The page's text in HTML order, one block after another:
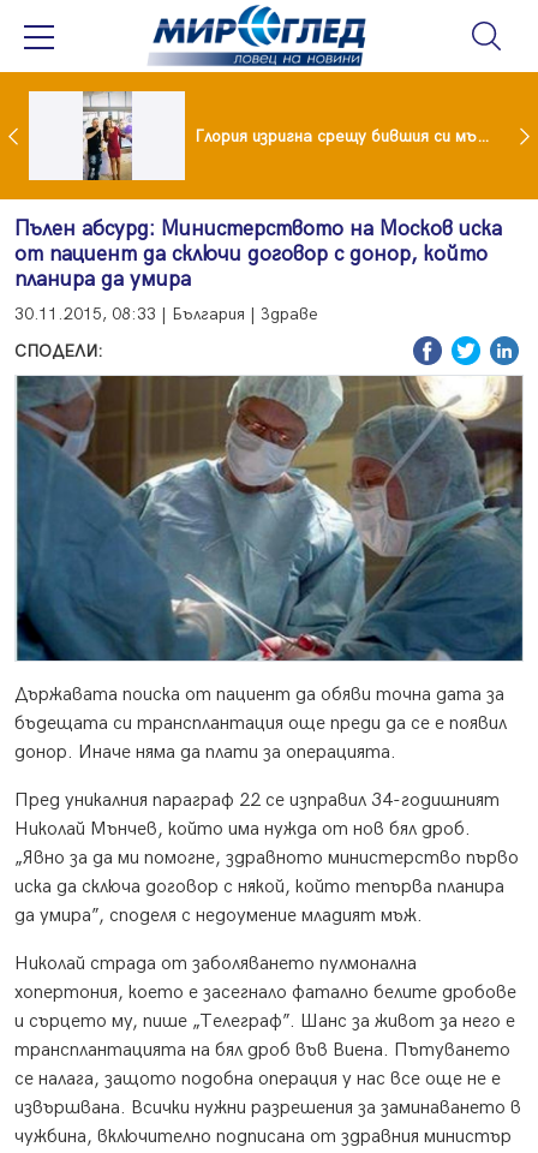
Мария и майка си построиха къща от 8000 стъклени бутилки Глория изригна срещу бившия си мъж: Беше със 120-килограмова жена! Искаше бърза печалба...
Пълен абсурд: Министерството на Москов иска
от пациент да сключи договор с донор, който
планира да умира
30.11.2015, 08:33 | България | Здраве
СПОДЕЛИ:
Държавата поиска от пациент да обяви точна дата за
бъдещата си трансплантация още преди да се е появил
донор. Иначе няма да плати за операцията.
Пред уникалния параграф 22 се изправил 34-годишният
Николай Мънчев, който има нужда от нов бял дроб.
„Явно за да ми помогне, здравното министерство първо
иска да сключа договор с някой, който тепърва планира
да умира”, споделя с недоумение младият мъж.
Николай страда от заболяването пулмонална
хопертония, което е засегнало фатално белите дробове
и сърцето му, пише „Телеграф”. Шанс за живот за него е
трансплантацията на бял дроб във Виена. Пътуването
се налага, защото подобна операция у нас все още не е
извършвана. Всички нужни разрешения за заминаването в
чужбина, включително подписана от здравния министър